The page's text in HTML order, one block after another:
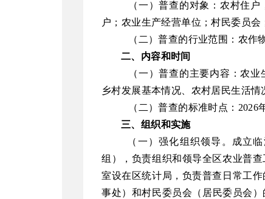
（一）普查的对象：农村住
户；农业生产经营单位；村民委员会
（二）普查的行业范围：农作
二、内容和时间
（一）普查的主要内容：农业
乡村发展基本情况、农村居民生活情
（ 二 ）普查的标准时点：2026
三、组织和实施
（一）强化组织领导。 成立
组）
，负责组织和领导全区农业普
室设在 区统计局，负责普查日常工作
事处） 和村民委员会 （ 居民委员会 ）